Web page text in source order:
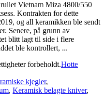
Vietnam Miza 4800/550
Kontrakten for dette
og all keramikken ble sendt
Senere, på grunn av
blitt lagt til side i flere
ble kontrollert, ...
forbeholdt.Hotte
kjegler,
, Keramisk belagte kniver,